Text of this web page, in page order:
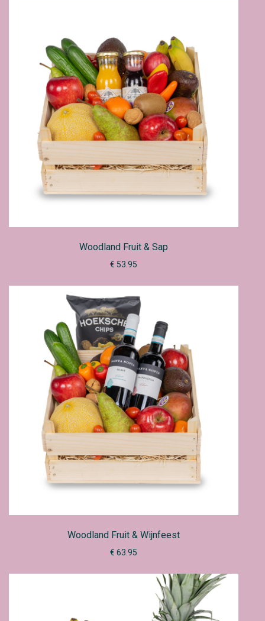
Woodland Fruit & Sap
€ 53.95
Woodland Fruit & Wijnfeest
€ 63.95